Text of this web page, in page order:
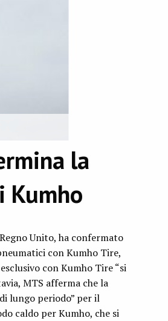
la
Kumho
Unito, ha confermato
con Kumho Tire,
con Kumho Tire “si
MTS afferma che la
lungo periodo” per il
caldo per Kumho, che si